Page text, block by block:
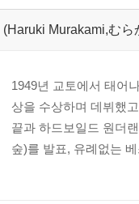
좋아할까
(Haruki Murakami,む
1949년 교토에서 태어
상을 수상하며 데뷔했
끝과 하드보일드 원더
숲)를 발표, 유례없는